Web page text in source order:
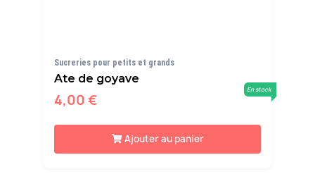
Sucreries pour petits et grands
Ate de goyave
4,00 €
En stock
Ajouter au panier